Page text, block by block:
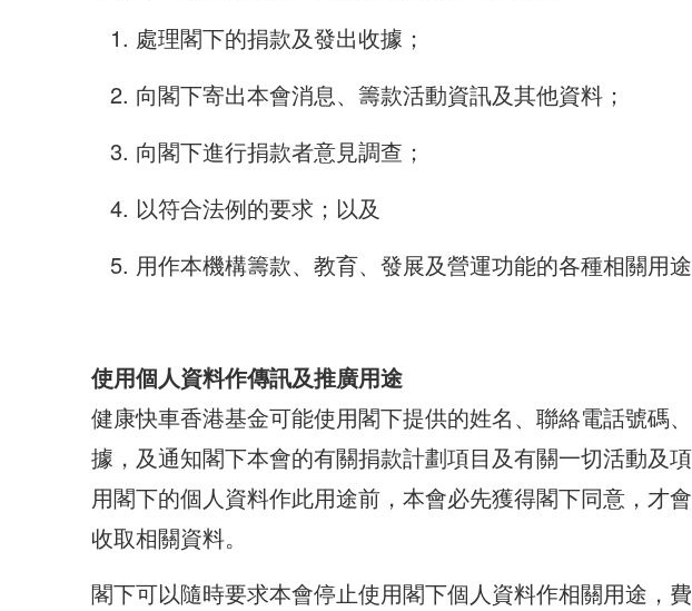
處理閣下的捐款及發出收據；
向閣下寄出本會消息、籌款活動資訊及其他資料；
向閣下進行捐款者意見調查；
以符合法例的要求；以及
用作本機構籌款、教育、發展及營運功能的各種相關用途
使用個人資料作傳訊及推廣用途
健康快車香港基金可能使用閣下提供的姓名、聯絡電話號碼
據，及通知閣下本會的有關捐款計劃項目及有關一切活動及
用閣下的個人資料作此用途前，本會必先獲得閣下同意，才
收取相關資料。
閣下可以隨時要求本會停止使用閣下個人資料作相關用途，